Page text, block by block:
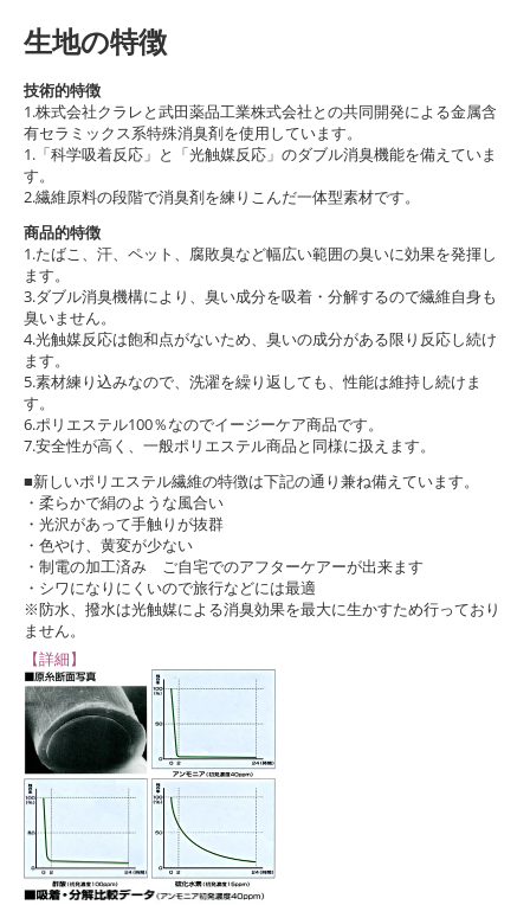
生地の特徴
技術的特徴
1.株式会社クラレと武田薬品工業株式会社との共同開発による金属含
有セラミックス系特殊消臭剤を使用しています。
1.「科学吸着反応」と「光触媒反応」のダブル消臭機能を備えていま
す。
2.繊維原料の段階で消臭剤を練りこんだ一体型素材です。
商品的特徴
1.たばこ、汗、ペット、腐敗臭など幅広い範囲の臭いに効果を発揮し
ます。
3.ダブル消臭機構により、臭い成分を吸着・分解するので繊維自身も
臭いません。
4.光触媒反応は飽和点がないため、臭いの成分がある限り反応し続け
ます。
5.素材練り込みなので、洗濯を繰り返しても、性能は維持し続けま
す。
6.ポリエステル100％なのでイージーケア商品です。
7.安全性が高く、一般ポリエステル商品と同様に扱えます。
■新しいポリエステル繊維の特徴は下記の通り兼ね備えています。
・柔らかで絹のような風合い
・光沢があって手触りが抜群
・色やけ、黄変が少ない
・制電の加工済み ご自宅でのアフターケアーが出来ます
・シワになりにくいので旅行などには最適
※防水、撥水は光触媒による消臭効果を最大に生かすため行っており
ません。
【詳細】